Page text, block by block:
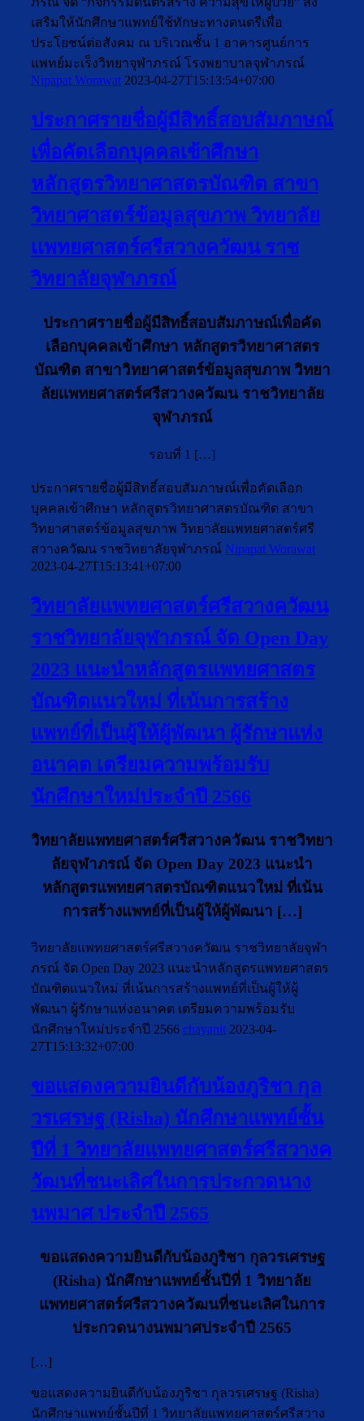
เสริมให้นักศึกษาแพทย์ใช้ทักษะทางดนตรีเพื่อ
ประโยชน์ต่อสังคม ณ บริเวณชั้น 1 อาคารศูนย์การ
แพทย์มะเร็งวิทยาจุฬาภรณ์ โรงพยาบาลจุฬาภรณ์
Nipapat Worawat 2023-04-27T15:13:54+07:00
ประกาศรายชื่อผู้มีสิทธิ์สอบสัมภาษณ์
เพื่อคัดเลือกบุคคลเข้าศึกษา
หลักสูตรวิทยาศาสตรบัณฑิต สาขา
วิทยาศาสตร์ข้อมูลสุขภาพ วิทยาลัย
เเพทยศาสตร์ศรีสวางควัฒน ราช
วิทยาลัยจุฬาภรณ์
ประกาศรายชื่อผู้มีสิทธิ์สอบสัมภาษณ์เพื่อคัด
เลือกบุคคลเข้าศึกษา หลักสูตรวิทยาศาสตร
บัณฑิต สาขาวิทยาศาสตร์ข้อมูลสุขภาพ วิทยา
ลัยเเพทยศาสตร์ศรีสวางควัฒน ราชวิทยาลัย
จุฬาภรณ์
รอบที่ 1 […]
ประกาศรายชื่อผู้มีสิทธิ์สอบสัมภาษณ์เพื่อคัดเลือก
บุคคลเข้าศึกษา หลักสูตรวิทยาศาสตรบัณฑิต สาขา
วิทยาศาสตร์ข้อมูลสุขภาพ วิทยาลัยเเพทยศาสตร์ศรี
สวางควัฒน ราชวิทยาลัยจุฬาภรณ์ Nipapat Worawat
2023-04-27T15:13:41+07:00
วิทยาลัยแพทยศาสตร์ศรีสวางควัฒน
ราชวิทยาลัยจุฬาภรณ์ จัด Open Day
2023 แนะนำหลักสูตรแพทยศาสตร
บัณฑิตแนวใหม่ ที่เน้นการสร้าง
แพทย์ที่เป็นผู้ให้ผู้พัฒนา ผู้รักษาแห่ง
อนาคต เตรียมความพร้อมรับ
นักศึกษาใหม่ประจำปี 2566
วิทยาลัยแพทยศาสตร์ศรีสวางควัฒน ราชวิทยา
ลัยจุฬาภรณ์ จัด Open Day 2023 แนะนำ
หลักสูตรแพทยศาสตรบัณฑิตแนวใหม่ ที่เน้น
การสร้างแพทย์ที่เป็นผู้ให้ผู้พัฒนา […]
วิทยาลัยแพทยศาสตร์ศรีสวางควัฒน ราชวิทยาลัยจุฬา
ภรณ์ จัด Open Day 2023 แนะนำหลักสูตรแพทยศาสตร
บัณฑิตแนวใหม่ ที่เน้นการสร้างแพทย์ที่เป็นผู้ให้ผู้
พัฒนา ผู้รักษาแห่งอนาคต เตรียมความพร้อมรับ
นักศึกษาใหม่ประจำปี 2566 chayanit 2023-04-
27T15:13:32+07:00
ขอแสดงความยินดีกับน้องภูริชา กุล
วรเศรษฐ (Risha) นักศึกษาแพทย์ชั้น
ปีที่ 1 วิทยาลัยแพทยศาสตร์ศรีสวางค
วัฒนที่ชนะเลิศในการประกวดนาง
นพมาศ ประจำปี 2565
ขอแสดงความยินดีกับน้องภูริชา กุลวรเศรษฐ
(Risha) นักศึกษาแพทย์ชั้นปีที่ 1 วิทยาลัย
แพทยศาสตร์ศรีสวางควัฒนที่ชนะเลิศในการ
ประกวดนางนพมาศประจำปี 2565
[…]
ขอแสดงความยินดีกับน้องภูริชา กุลวรเศรษฐ (Risha)
นักศึกษาแพทย์ชั้นปีที่ 1 วิทยาลัยแพทยศาสตร์ศรีสวาง